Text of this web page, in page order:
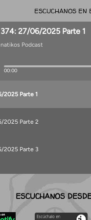
ESCUCHANOS
ESCUCHANOS